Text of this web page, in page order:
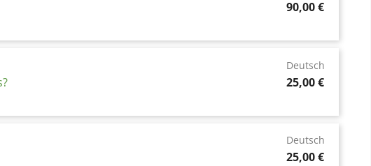
Preis
90,00 €
Deutsch
Preis
25,00 €
Deutsch
Preis
25,00 €